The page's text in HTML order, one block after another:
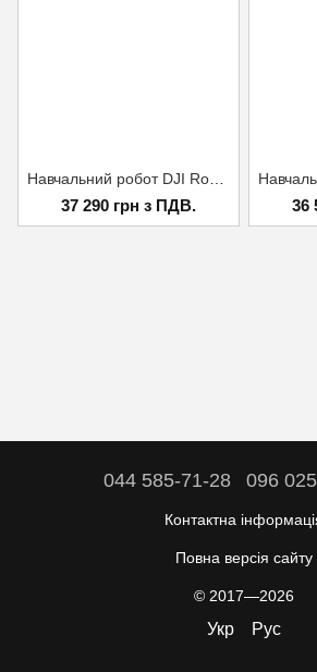
37 290 грн з ПДВ. 36
044 585-71-28 096
Контактна
Повна версія сайту
© 2017—2026
Укр Рус